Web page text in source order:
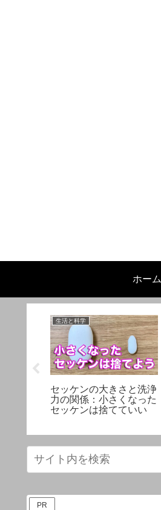
ホーム
生活と科学
セッケンの大きさと洗浄
力の関係：小さくなった
セッケンは捨てていい
PR